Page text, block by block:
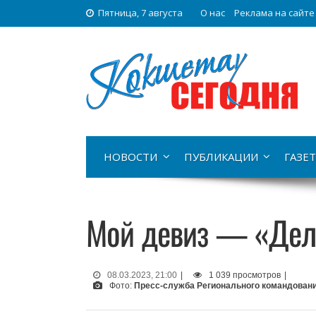
Пятница, 7 августа О нас Реклама на сайте
НОВОСТИ ПУБЛИКАЦИИ
Мой девиз —
08.03.2023, 21:00 | 1 039 просмотров |
Фото: Пресс-служба Регионального